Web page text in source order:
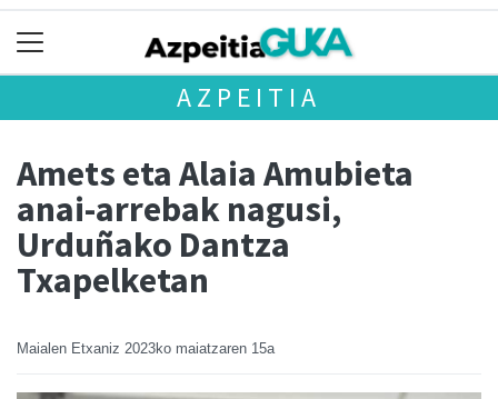
AZPEITIA
Amets eta Alaia Amubieta
anai-arrebak nagusi,
Urduñako Dantza
Txapelketan
Maialen Etxaniz 2023ko maiatzaren 15a